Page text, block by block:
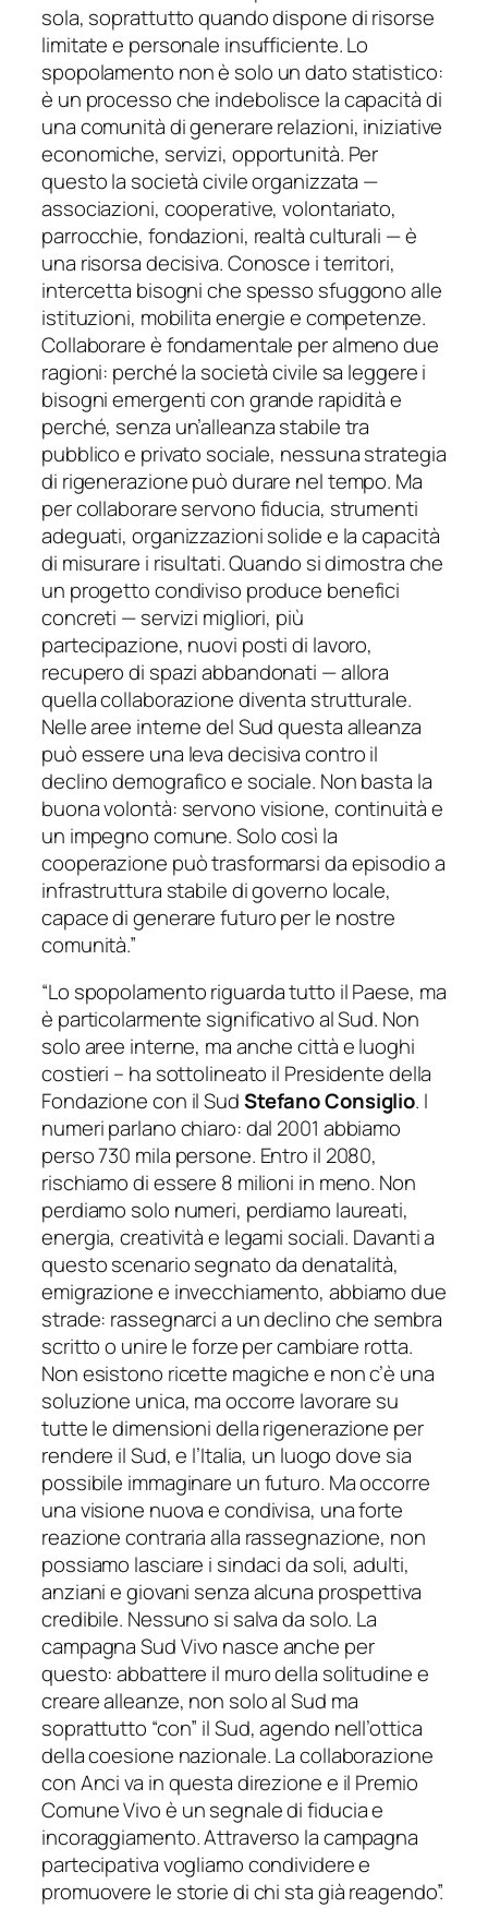
sola, soprattutto quando dispone di risorse
limitate e personale insufficiente. Lo
spopolamento non è solo un dato statistico:
è un processo che indebolisce la capacità di
una comunità di generare relazioni, iniziative
economiche, servizi, opportunità. Per
questo la società civile organizzata —
associazioni, cooperative, volontariato,
parrocchie, fondazioni, realtà culturali — è
una risorsa decisiva. Conosce i territori,
intercetta bisogni che spesso sfuggono alle
istituzioni, mobilita energie e competenze.
Collaborare è fondamentale per almeno due
ragioni: perché la società civile sa leggere i
bisogni emergenti con grande rapidità e
perché, senza un’alleanza stabile tra
pubblico e privato sociale, nessuna strategia
di rigenerazione può durare nel tempo. Ma
per collaborare servono fiducia, strumenti
adeguati, organizzazioni solide e la capacità
di misurare i risultati. Quando si dimostra che
un progetto condiviso produce benefici
concreti — servizi migliori, più
partecipazione, nuovi posti di lavoro,
recupero di spazi abbandonati — allora
quella collaborazione diventa strutturale.
Nelle aree interne del Sud questa alleanza
può essere una leva decisiva contro il
declino demografico e sociale. Non basta la
buona volontà: servono visione, continuità e
un impegno comune. Solo così la
cooperazione può trasformarsi da episodio a
infrastruttura stabile di governo locale,
capace di generare futuro per le nostre
comunità.”
“Lo spopolamento riguarda tutto il Paese, ma
è particolarmente significativo al Sud. Non
solo aree interne, ma anche città e luoghi
costieri – ha sottolineato il Presidente della
Fondazione con il SudStefano Consiglio. I
numeri parlano chiaro: dal 2001 abbiamo
perso 730 mila persone. Entro il 2080,
rischiamo di essere 8 milioni in meno. Non
perdiamo solo numeri, perdiamo laureati,
energia, creatività e legami sociali. Davanti a
questo scenario segnato da denatalità,
emigrazione e invecchiamento, abbiamo due
strade: rassegnarci a un declino che sembra
scritto o unire le forze per cambiare rotta.
Non esistono ricette magiche e non c’è una
soluzione unica, ma occorre lavorare su
tutte le dimensioni della rigenerazione per
rendere il Sud, e l’Italia, un luogo dove sia
possibile immaginare un futuro. Ma occorre
una visione nuova e condivisa, una forte
reazione contraria alla rassegnazione, non
possiamo lasciare i sindaci da soli, adulti,
anziani e giovani senza alcuna prospettiva
credibile. Nessuno si salva da solo. La
campagna Sud Vivo nasce anche per
questo: abbattere il muro della solitudine e
creare alleanze, non solo al Sud ma
soprattutto “con” il Sud, agendo nell’ottica
della coesione nazionale. La collaborazione
con Anci va in questa direzione e il Premio
Comune Vivo è un segnale di fiducia e
incoraggiamento. Attraverso la campagna
partecipativa vogliamo condividere e
promuovere le storie di chi sta già reagendo”.